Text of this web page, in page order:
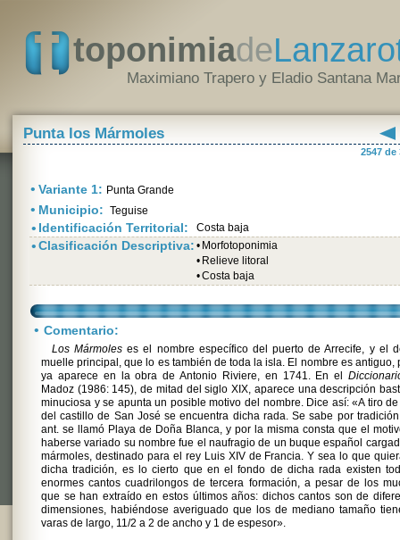
toponimiade
Maximiano Trapero y Eladio Santana
Punta los Mármoles
2547 de
• Variante 1: Punta Grande
• Municipio: Teguise
• Identificación Territorial: Costa baja
•Clasificación Descriptiva: • Morfotoponimia
• Relieve litoral
•Costa baja
• Comentario:
Los Mármoles es el nombre específico del puerto de Arrecife, y el
muelle principal, que lo es también de toda la isla. El nombre es antiguo,
ya aparece en la obra de Antonio Riviere, en 1741. En el
Madoz (1986: 145), de mitad del siglo XIX, aparece una descripción
minuciosa y se apunta un posible motivo del nombre. Dice así: «A tiro
del castillo de San José se encuentra dicha rada. Se sabe por
ant. se llamó Playa de Doña Blanca, y por la misma consta que el
haberse variado su nombre fue el naufragio de un buque español
mármoles, destinado para el rey Luis XIV de Francia. Y sea lo que
dicha tradición, es lo cierto que en el fondo de dicha rada existen
enormes cantos cuadrilongos de tercera formación, a pesar de los
que se han extraído en estos últimos años: dichos cantos son de
dimensiones, habiéndose averiguado que los de mediano tamaño
varas de largo, 11/2 a 2 de ancho y 1 de espesor».